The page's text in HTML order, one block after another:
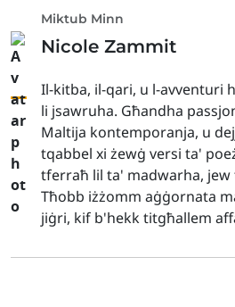
Miktub Minn
Nicole Zammit
Il-kitba, il-qari, u l-avventuri
li jsawruha. Għandha
Maltija kontemporanja, u
tqabbel xi żewġ versi ta'
tferraħ lil ta' madwarha, jew
Tħobb iżżomm aġġornata
jiġri, kif b'hekk titgħallem